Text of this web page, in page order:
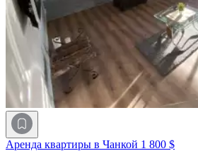
Аренда квартиры в Чанкой 1 800 $